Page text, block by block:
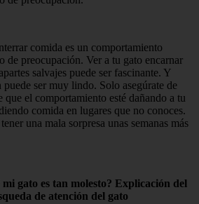
comida es un comportamiento
de preocupación. Ver a tu gato encarnar
salvajes puede ser fascinante. Y
puede ser muy lindo. Solo asegúrate de
que el comportamiento esté dañando a tu
comida en lugares que no conoces.
una mala sorpresa unas semanas más
gato es tan molesto? Explicación del
de atención del gato